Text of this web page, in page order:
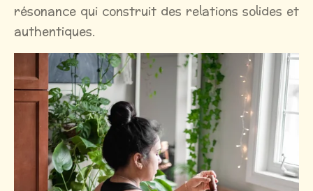
résonance qui construit des relations solides et
authentiques.